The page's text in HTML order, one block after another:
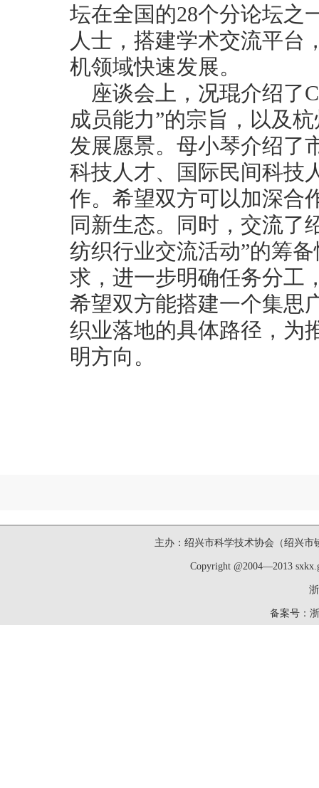
坛在全国的28个分论坛之
人士，搭建学术交流平台
机领域快速发展。
座谈会上，况琨介绍了
成员能力”的宗旨，以及
发展愿景。母小琴介绍了
科技人才、国际民间科技
作。希望双方可以加深合
同新生态。同时，交流了
纺织行业交流活动”的筹
求，进一步明确任务分工
希望双方能搭建一个集思
织业落地的具体路径，为
明方向。
主办：绍兴市科学技术协会（绍兴市
Copyright @2004—2013
备案号：